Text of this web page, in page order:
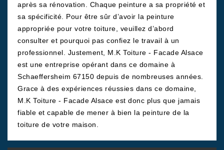
après sa rénovation. Chaque peinture a sa propriété et
sa spécificité. Pour être sûr d’avoir la peinture
appropriée pour votre toiture, veuillez d’abord
consulter et pourquoi pas confiez le travail à un
professionnel. Justement, M.K Toiture - Facade Alsace
est une entreprise opérant dans ce domaine à
Schaeffersheim 67150 depuis de nombreuses années.
Grace à des expériences réussies dans ce domaine,
M.K Toiture - Facade Alsace est donc plus que jamais
fiable et capable de mener à bien la peinture de la
toiture de votre maison.